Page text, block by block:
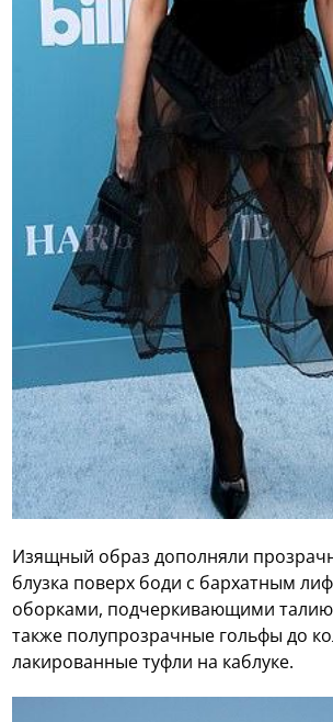
Изящный образ дополняли
блузка поверх боди с бархатным
оборками, подчеркивающими талию
также полупрозрачные гольфы до
лакированные туфли на каблуке.